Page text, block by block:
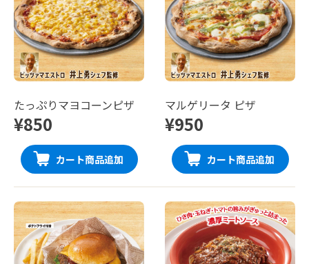
たっぷりマヨコーンピザ
¥850
カート商品追加
マルゲリータ ピザ
¥950
カート商品追加